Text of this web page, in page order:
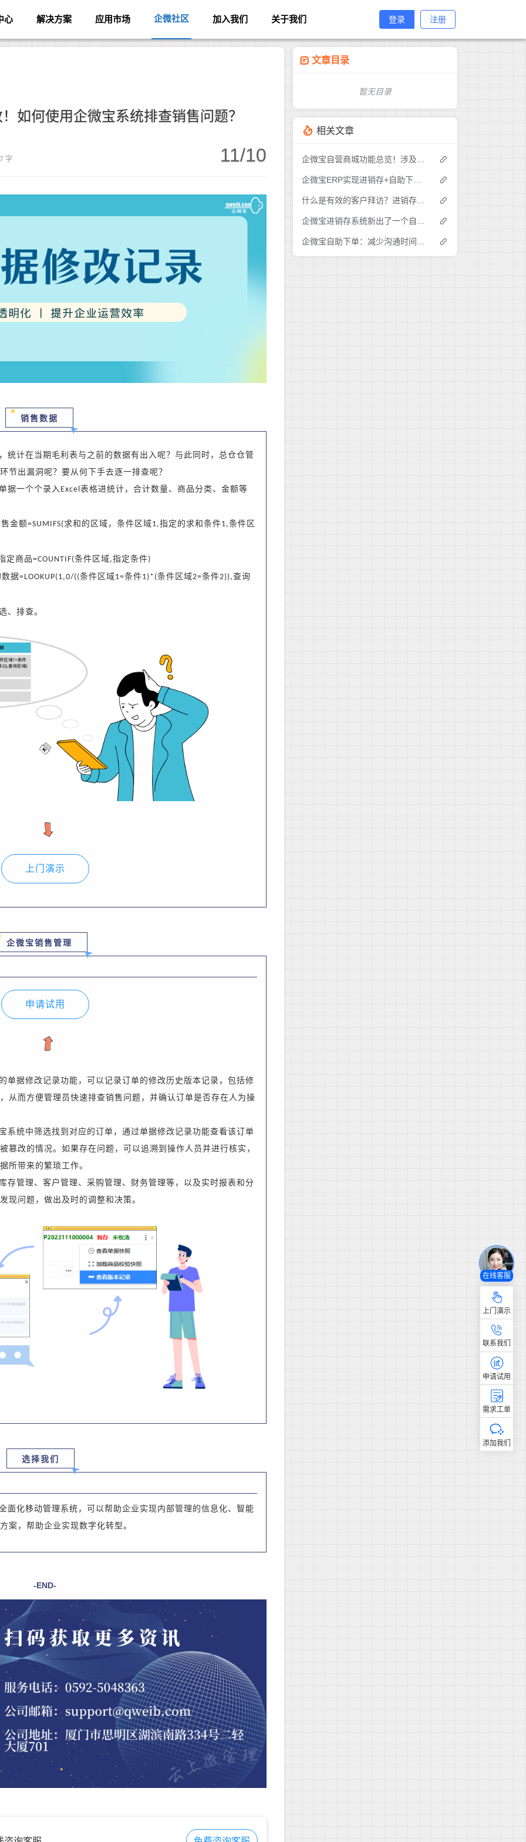
心 解决方案 应用市场 企微社区 加入我们 关于我们 登录 注册
如何使用企微宝系统排查销售问题？
字 11/10
销售数据
统计在当期毛利表与之前的数据有出入呢？与此同时，总仓仓管
节出漏洞呢？要从何下手去逐一排查呢？
据一个个录入 Excel表格进统计，合计数量、商品分类、金额等
金额=SUMIFS(求和的区域，条件区域1,指定的求和条件1,条件区
定商品=COUNTIF(条件区域,指定条件)
数据=LOOKUP(1,0/((条件区域1=条件1)*(条件区域2=条件2)),查询
、排查。
上门演示
企微宝销售管理
申请试用
单据修改记录功能，可以记录订单的修改历史版本记录，包括修
从而方便管理员快速排查销售问题，并确认订单是否存在人为操
系统中筛选找到对应的订单，通过单据修改记录功能查看该订单
篡改的情况。如果存在问题，可以追溯到操作人员并进行核实，
所带来的繁琐工作。
存管理、客户管理、采购管理、财务管理等，以及实时报表和分
现问题，做出及时的调整和决策。
选择我们
面化移动管理系统，可以帮助企业实现内部管理的信息化、智能
案，帮助企业实现数字化转型。
-END-
文章目录
暂无目录
相关文章
在线客服
上门演示
联系我们
申请试用
需求工单
添加我们